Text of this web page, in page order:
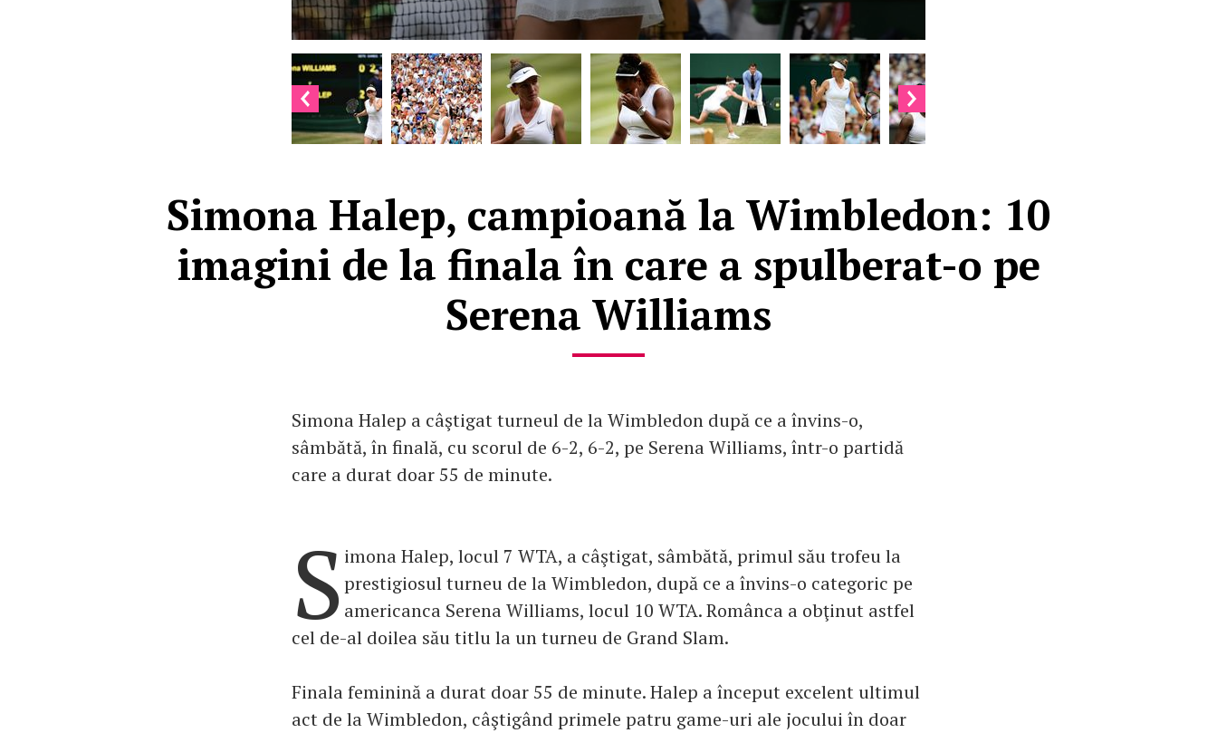
Simona Halep, campioană la Wimbledon: 10
imagini de la finala în care a spulberat-o pe
Serena Williams
Simona Halep a câştigat turneul de la Wimbledon după ce a învins-o,
sâmbătă, în finală, cu scorul de 6-2, 6-2, pe Serena Williams, într-o partidă
care a durat doar 55 de minute.
S imona Halep, locul 7 WTA, a câştigat, sâmbătă, primul său trofeu la
prestigiosul turneu de la Wimbledon, după ce a învins-o categoric pe
americanca Serena Williams, locul 10 WTA. Românca a obţinut astfel
cel de-al doilea său titlu la un turneu de Grand Slam.
Finala feminină a durat doar 55 de minute. Halep a început excelent ultimul
act de la Wimbledon, câştigând primele patru game-uri ale jocului în doar